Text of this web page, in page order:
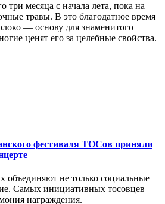
три месяца с начала лета, пока на
травы. В это благодатное время
— основу для знаменитого
ценят его за целебные свойства.
фестиваля ТОСов приняли
объединяют не только социальные
Самых инициативных тосовцев
награждения.